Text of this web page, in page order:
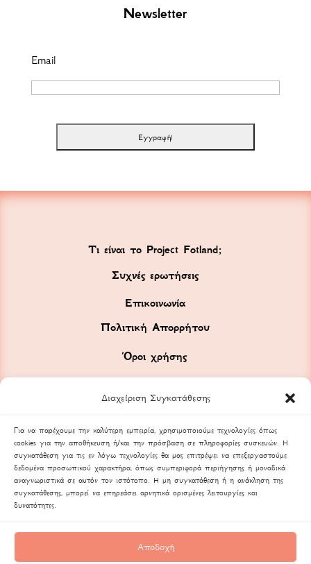
Διαχείριση Συγκατάθεσης
Για να παρέχουμε την καλύτερη εμπειρία, χρησιμοποιούμε τεχνολογίες όπως
cookies για την αποθήκευση ή/και την πρόσβαση σε πληροφορίες συσκευών. Η
συγκατάθεση για τις εν λόγω τεχνολογίες θα μας επιτρέψει να επεξεργαστούμε
δεδομένα προσωπικού χαρακτήρα, όπως συμπεριφορά περιήγησης ή μοναδικά
αναγνωριστικά σε αυτόν τον ιστότοπο. Η μη συγκατάθεση ή η ανάκληση της
συγκατάθεσης, μπορεί να επηρεάσει αρνητικά ορισμένες λειτουργίες και
δυνατότητες.
Αποδοχή
Newsletter
Email
Τι είναι το Project Fotland;
Συχνές ερωτήσεις
Επικοινωνία
Πολιτική Απορρήτου
Όροι χρήσης